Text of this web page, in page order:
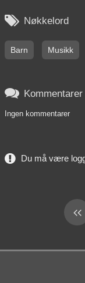
 Nøkkelord
Barn Musikk
 Kommentarer
Ingen kommentarer
Du må være